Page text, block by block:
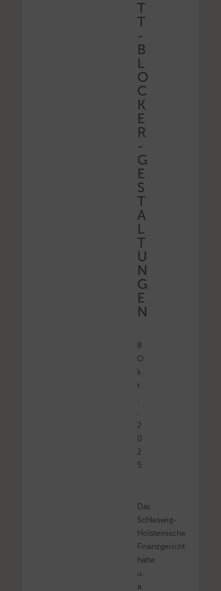
T
T
-
B
L
O
C
K
E
R
-
G
E
S
T
A
L
T
U
N
G
E
N
8
O
k
t
.
,
2
0
2
5
Das
Schleswig-
Holsteinische
Finanzgericht
hatte
u.
a.